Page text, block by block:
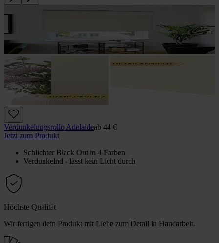
Verdunkelungs­rollo Adelaideab 44 €
Jetzt zum Produkt
Schlichter Black Out in 4 Farben
Verdunkelnd - lässt kein Licht durch
Höchste Qualität
Wir fertigen dein Produkt mit Liebe zum Detail in Handarbeit.